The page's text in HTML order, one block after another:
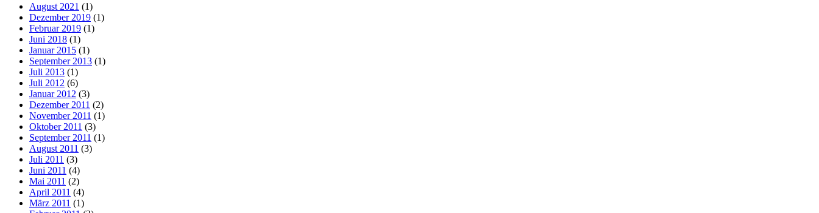
August 2021 (1)
Dezember 2019 (1)
Februar 2019 (1)
Juni 2018 (1)
Januar 2015 (1)
September 2013 (1)
Juli 2013 (1)
Juli 2012 (6)
Januar 2012 (3)
Dezember 2011 (2)
November 2011 (1)
Oktober 2011 (3)
September 2011 (1)
August 2011 (3)
Juli 2011 (3)
Juni 2011 (4)
Mai 2011 (2)
April 2011 (4)
März 2011 (1)